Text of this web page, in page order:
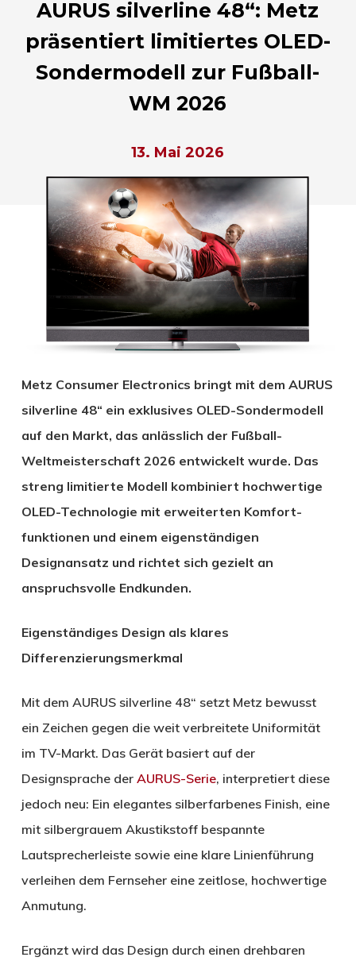
AURUS silverline 48“: Metz
präsentiert limitiertes OLED-
Sondermodell zur Fußball-
WM 2026
13. Mai 2026
Metz Consumer Electronics bringt mit dem AURUS
silverline 48“ ein exklusives OLED-Sondermodell
auf den Markt, das anlässlich der Fußball-
Weltmeisterschaft 2026 entwickelt wurde. Das
streng limitierte Modell kombiniert hochwertige
OLED-Technologie mit erweiterten Komfort-
funktionen und einem eigenständigen
Designansatz und richtet sich gezielt an
anspruchsvolle Endkunden.
Eigenständiges Design als klares
Differenzierungsmerkmal
Mit dem AURUS silverline 48“ setzt Metz bewusst
ein Zeichen gegen die weit verbreitete Uniformität
im TV-Markt. Das Gerät basiert auf der
Designsprache der AURUS-Serie, interpretiert diese
jedoch neu: Ein elegantes silberfarbenes Finish, eine
mit silbergrauem Akustikstoff bespannte
Lautsprecherleiste sowie eine klare Linienführung
verleihen dem Fernseher eine zeitlose, hochwertige
Anmutung.
Ergänzt wird das Design durch einen drehbaren